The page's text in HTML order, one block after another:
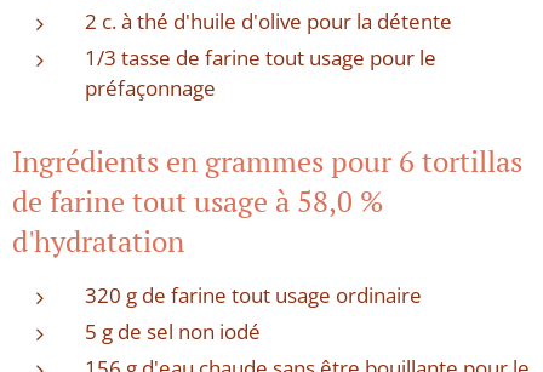
2 c. à thé d'huile d'olive pour la détente
1/3 tasse de farine tout usage pour le
préfaçonnage
Ingrédients en grammes pour 6 tortillas
de farine tout usage à 58,0 %
d'hydratation
320 g de farine tout usage ordinaire
5 g de sel non iodé